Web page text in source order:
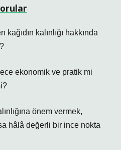
kalınlığı hakkında
ekonomik ve pratik mi
önem vermek,
hâlâ değerli bir ince nokta